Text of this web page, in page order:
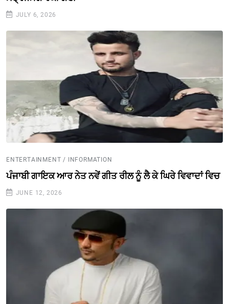
JULY 6, 2026
ENTERTAINMENT / INFORMATION
ਪੰਜਾਬੀ ਗਾਇਕ ਆਰ ਨੇਤ ਨਵੇਂ ਗੀਤ ਰੀਲ ਨੂੰ ਲੈ ਕੇ ਘਿਰੇ ਵਿਵਾਦਾਂ ਵਿਚ
JUNE 12, 2026